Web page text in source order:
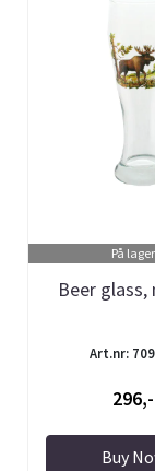
På lager
Beer
Art.nr:
296,-
Buy